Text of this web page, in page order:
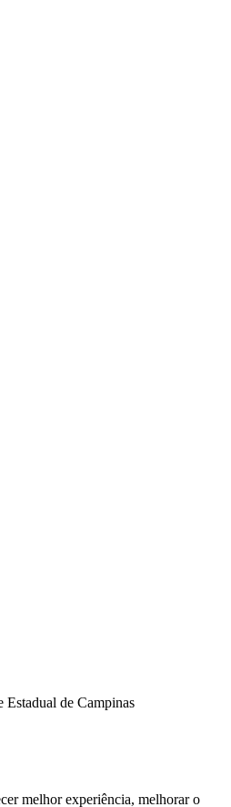
de Campinas
melhor experiência, melhorar o